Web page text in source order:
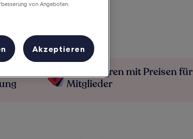
Mehr sparen mit Preisen für
Mitglieder
von Angeboten.
Akzeptieren